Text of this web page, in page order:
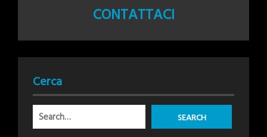
CONTATTACI
Cerca